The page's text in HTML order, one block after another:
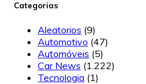
Categorias
Aleatorios (9)
Automotivo (47)
Automóveis (5)
Car News (1.222)
Tecnologia (1)